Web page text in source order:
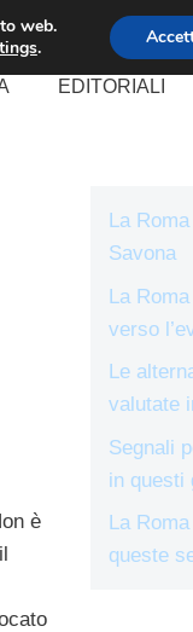
EDITORIALI
è
La
Savona
La
verso
Le
valutate
Segnali
in questi
La
queste
web.
.